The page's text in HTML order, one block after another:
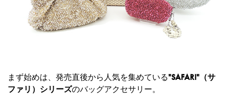
まず始めは、発売直後から人気を集めている"SAFARI"（サ
ファリ）シリーズのバッグアクセサリー。